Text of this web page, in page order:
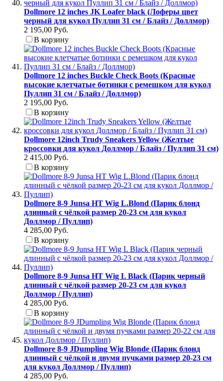
Dollmore 12 inches JK Loafer black (Лоферы цвет
черный для кукол Пуллип 31 см / Блайз / Доллмор)
2 195,00 Руб.
В корзину
Dollmore 12 inches Buckle Check Boots (Красные
высокие клетчатые ботинки с ремешком для кукол
Пуллип 31 см / Блайз / Доллмор)
2 195,00 Руб.
В корзину
Dollmore 12inch Trudy Sneakers Yellow (Желтые
кроссовки для кукол Доллмор / Блайз / Пуллип 31 см)
2 415,00 Руб.
В корзину
Dollmore 8-9 Junsa HT Wig L.Blond (Парик блонд
длинный с чёлкой размер 20-23 см для кукол
Доллмор / Пуллип)
4 285,00 Руб.
В корзину
Dollmore 8-9 Junsa HT Wig L Black (Парик черный
длинный с чёлкой размер 20-23 см для кукол
Доллмор / Пуллип)
4 285,00 Руб.
В корзину
Dollmore 8-9 JDumpling Wig Blonde (Парик блонд
длинный с чёлкой и двумя пучками размер 20-23 см
для кукол Доллмор / Пуллип)
4 285,00 Руб.